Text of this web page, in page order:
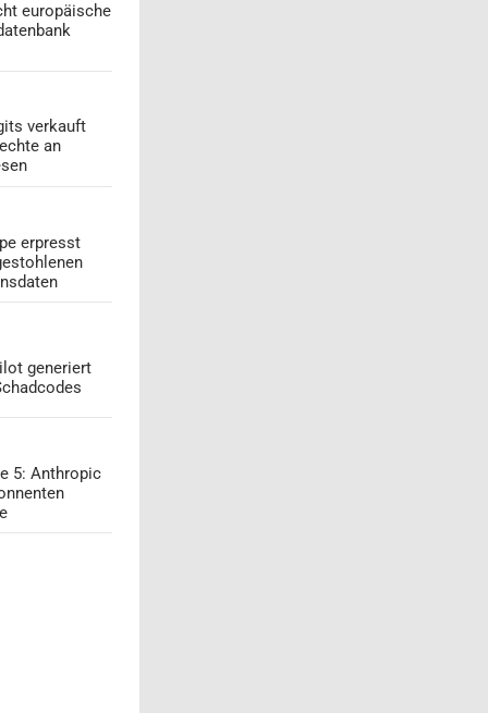
europäische
verkauft
an
erpresst
generiert
5: Anthropic